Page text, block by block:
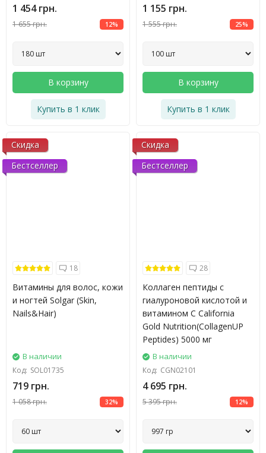
1 454 грн.
1 655 грн. 12%
В корзину
Купить в 1 клик
1 155 грн.
1 555 грн. 25%
В корзину
Купить в 1 клик
Скидка
Бестселлер
18
Витамины для волос, кожи
и ногтей Solgar (Skin,
Nails&Hair)
В наличии
Код: SOL01735
719 грн.
1 058 грн. 32%
Скидка
Бестселлер
28
Коллаген пептиды с
гиалуроновой кислотой и
витамином C California
Gold Nutrition(CollagenUP
Peptides) 5000 мг
В наличии
Код: CGN02101
4 695 грн.
5 395 грн. 12%